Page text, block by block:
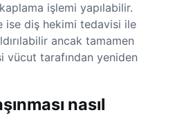
işlemi yapılabilir.
ise diş hekimi tedavisi ile
ancak tamamen
vücut tarafından yeniden
nasıl